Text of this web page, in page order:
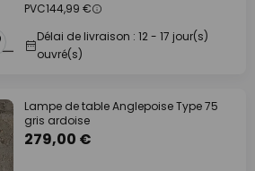
PVC144,99 €
Délai de livraison : 12 - 17 jour(s)
ouvré(s)
Lampe de table Anglepoise Type 75
gris ardoise
279,00 €